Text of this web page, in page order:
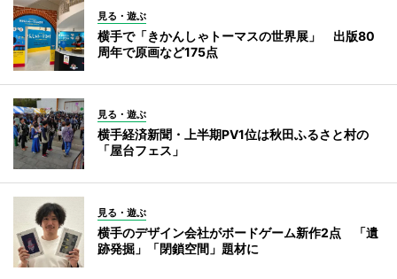
見る・遊ぶ
横手で「きかんしゃトーマスの世界展」 出版80
周年で原画など175点
見る・遊ぶ
横手経済新聞・上半期PV1位は秋田ふるさと村の
「屋台フェス」
見る・遊ぶ
横手のデザイン会社がボードゲーム新作2点 「遺
跡発掘」「閉鎖空間」題材に